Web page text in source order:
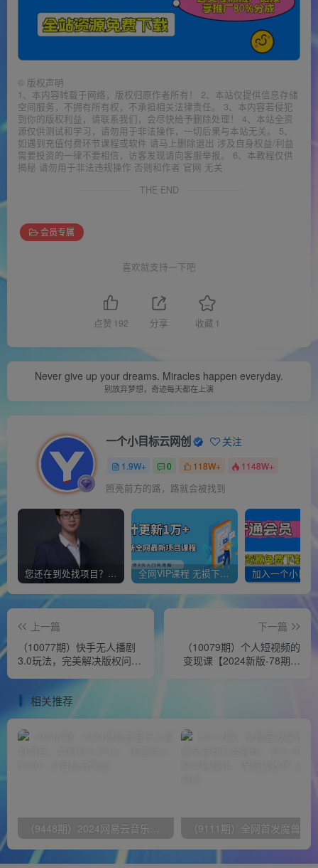
© 版权声明
1、本内容转载于网络，版权归原作者所有！ 2、本站仅提供信息存储
空间服务，不拥有所有权，不承担相关法律责任。 3、本内容若侵犯
到你的版权利益，请联系我们，会尽快给予删除处理！ 4、本站全资
源仅供测试和学习，请勿用于非法操作，一切后果与本站无关。 5、
如遇到充值付费环节课程或软件 请马上删除退出 涉及自身权益/利益
需要投资的一律不要相信，访客发现请向客服举报。 6、本教程仅供
揭秘 请勿用于非法违规操作 否则和作者 官网 无关
THE END
会员专属
喜欢就支持一下吧
点赞 192 分享 收藏 1
Never give up your dreams. Miracles happen everyday.
别放弃梦想，奇迹每天都在上演
一个小目标云网创 关注
1.9W+ 0 118W+ 1148W+
照亮前方的路，路就会被找到
您还在到处找项目？还在当韭菜？我靠经营“一个小目标网创商城”年入百W+，曾经我也负债累累! 全网VIP课程 无损下载~
上一篇
（10077期）快手无人播剧
3.0玩法，完美解决版权问
下一篇
（10079期）个人短视频的
变现课【2024新版-78期】
相关推荐